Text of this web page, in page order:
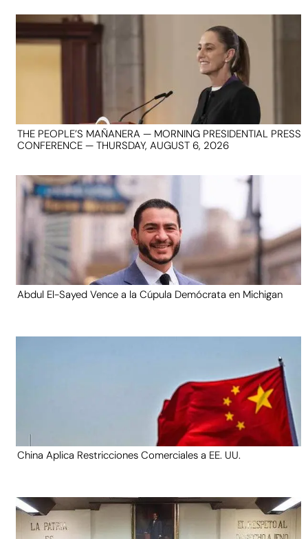
THE PEOPLE’S MAÑANERA — MORNING PRESIDENTIAL PRESS
CONFERENCE — THURSDAY, AUGUST 6, 2026
Abdul El-Sayed Vence a la Cúpula Demócrata en Michigan
China Aplica Restricciones Comerciales a EE. UU.